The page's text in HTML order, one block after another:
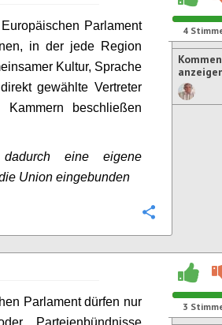
Parlament
in der jede Region
Kultur, Sprache
gewählte Vertreter
beschließen
eine eigene
Union eingebunden
4
Parlament dürfen nur
Parteienbündnisse
3